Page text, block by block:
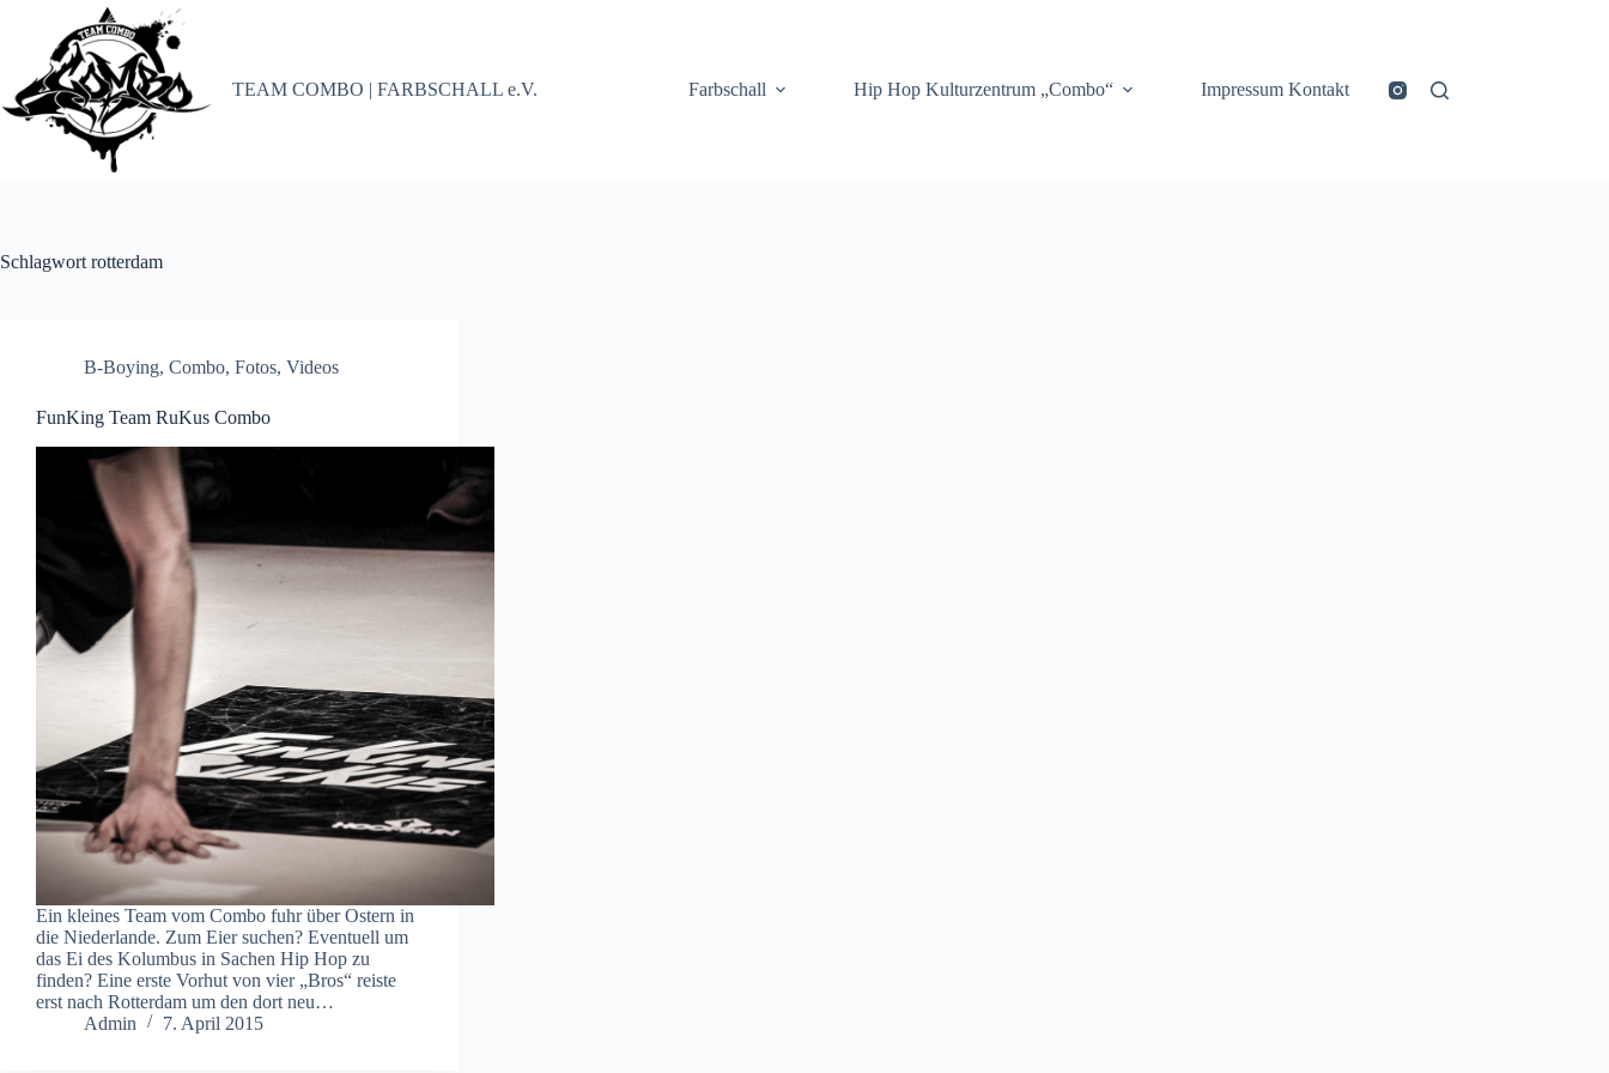
springen
TEAM COMBO | FARBSCHALL e.V.
Farbschall Hip Hop Kulturzentrum „Combo“ Impressum Kontakt
Schlagwort rotterdam
B-Boying, Combo, Fotos, Videos
FunKing Team RuKus Combo
Ein kleines Team vom Combo fuhr über Ostern in
die Niederlande. Zum Eier suchen? Eventuell um
das Ei des Kolumbus in Sachen Hip Hop zu
finden? Eine erste Vorhut von vier „Bros“ reiste
erst nach Rotterdam um den dort neu…
Admin
7. April 2015